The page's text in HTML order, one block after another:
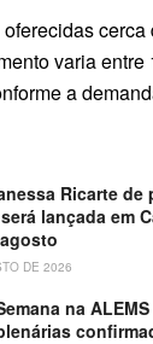
varia entre
a
Ricarte de
lançada em
DE 2026
na